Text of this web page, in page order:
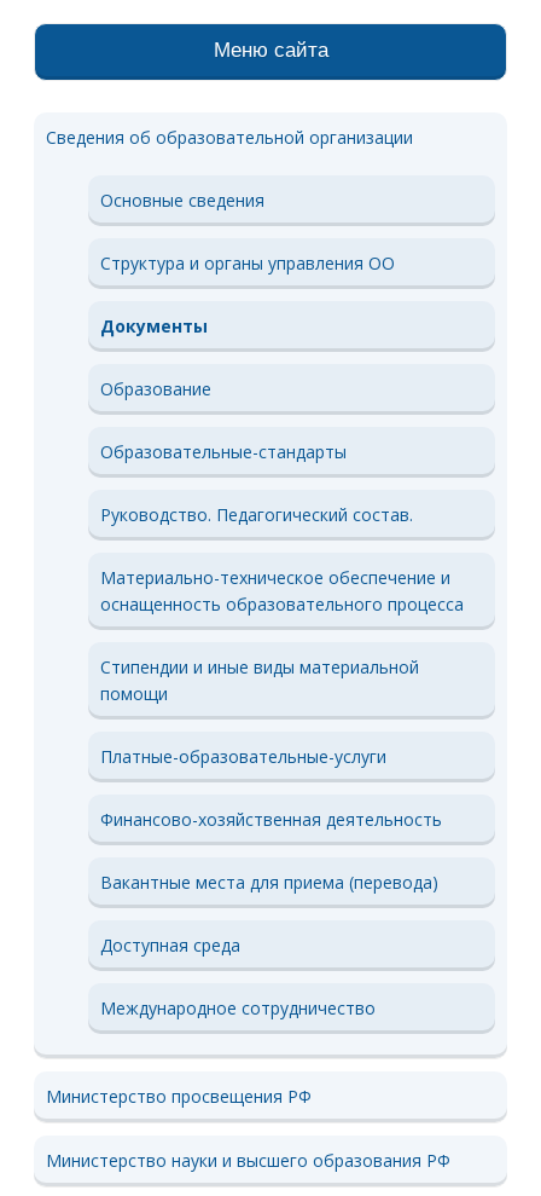
Меню сайта
Сведения об образовательной организации
Основные сведения
Структура и органы управления ОО
Документы
Образование
Образовательные-стандарты
Руководство. Педагогический состав.
Материально-техническое обеспечение и
оснащенность образовательного процесса
Стипендии и иные виды материальной
помощи
Платные-образовательные-услуги
Финансово-хозяйственная деятельность
Вакантные места для приема (перевода)
Доступная среда
Международное сотрудничество
Министерство просвещения РФ
Министерство науки и высшего образования РФ